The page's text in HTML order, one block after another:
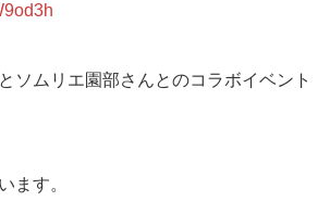
ソムリエ園部さんとのコラボイベント
ます。